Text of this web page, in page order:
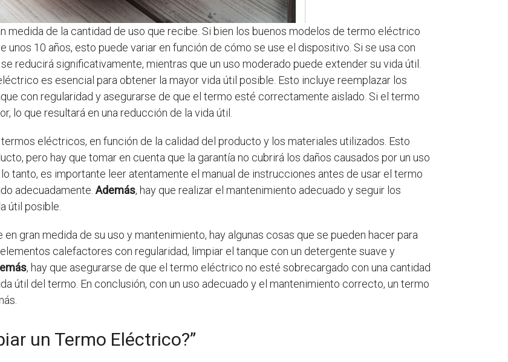
medida de la cantidad de uso que recibe. Si bien los buenos modelos de termo eléctrico
unos 10 años, esto puede variar en función de cómo se use el dispositivo. Si se usa con
reducirá significativamente, mientras que un uso moderado puede extender su vida útil.
es esencial para obtener la mayor vida útil posible. Esto incluye reemplazar los
con regularidad y asegurarse de que el termo esté correctamente aislado. Si el termo
lo que resultará en una reducción de la vida útil.
eléctricos, en función de la calidad del producto y los materiales utilizados. Esto
pero hay que tomar en cuenta que la garantía no cubrirá los daños causados ​​por un uso
tanto, es importante leer atentamente el manual de instrucciones antes de usar el termo
adecuadamente. Además, hay que realizar el mantenimiento adecuado y seguir los
útil posible.
gran medida de su uso y mantenimiento, hay algunas cosas que se pueden hacer para
calefactores con regularidad, limpiar el tanque con un detergente suave y
, hay que asegurarse de que el termo eléctrico no esté sobrecargado con una cantidad
útil del termo. En conclusión, con un uso adecuado y el mantenimiento correcto, un termo
un Termo Eléctrico?”